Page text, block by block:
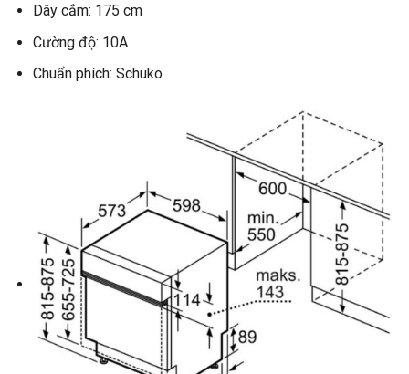
Dây cắm: 175 cm
Cường độ: 10A
Chuẩn phích: Schuko